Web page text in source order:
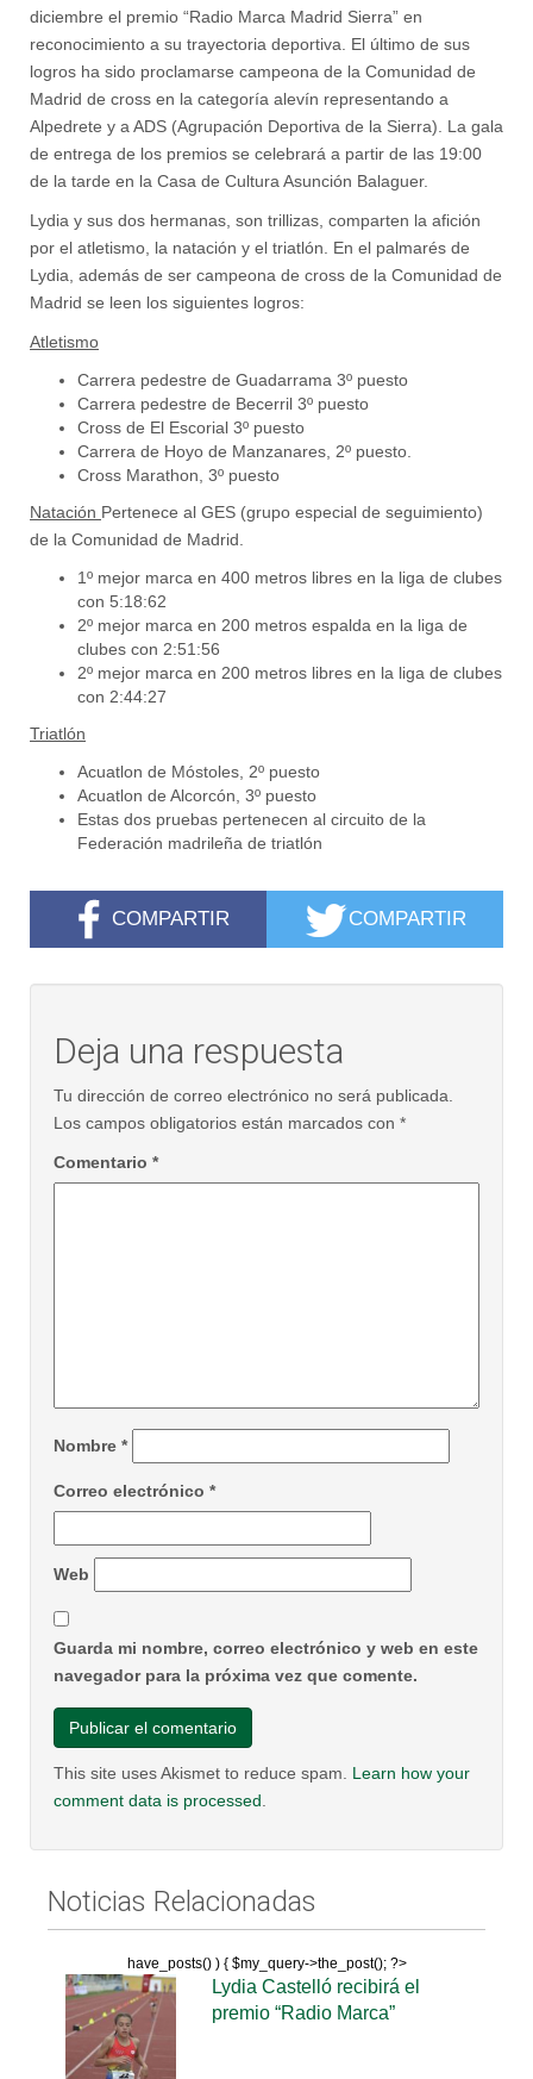
diciembre el premio “Radio Marca Madrid Sierra” en
reconocimiento a su trayectoria deportiva. El último de sus
logros ha sido proclamarse campeona de la Comunidad de
Madrid de cross en la categoría alevín representando a
Alpedrete y a ADS (Agrupación Deportiva de la Sierra). La gala
de entrega de los premios se celebrará a partir de las 19:00
de la tarde en la Casa de Cultura Asunción Balaguer.
Lydia y sus dos hermanas, son trillizas, comparten la afición
por el atletismo, la natación y el triatlón. En el palmarés de
Lydia, además de ser campeona de cross de la Comunidad de
Madrid se leen los siguientes logros:
Atletismo
Carrera pedestre de Guadarrama 3º puesto
Carrera pedestre de Becerril 3º puesto
Cross de El Escorial 3º puesto
Carrera de Hoyo de Manzanares, 2º puesto.
Cross Marathon, 3º puesto
Natación Pertenece al GES (grupo especial de seguimiento)
de la Comunidad de Madrid.
1º mejor marca en 400 metros libres en la liga de clubes
con 5:18:62
2º mejor marca en 200 metros espalda en la liga de
clubes con 2:51:56
2º mejor marca en 200 metros libres en la liga de clubes
con 2:44:27
Triatlón
Acuatlon de Móstoles, 2º puesto
Acuatlon de Alcorcón, 3º puesto
Estas dos pruebas pertenecen al circuito de la
Federación madrileña de triatlón
COMPARTIR COMPARTIR
Deja una respuesta
Tu dirección de correo electrónico no será publicada.
Los campos obligatorios están marcados con *
Comentario *
Nombre *
Correo electrónico *
Web
Guarda mi nombre, correo electrónico y web en este
navegador para la próxima vez que comente.
This site uses Akismet to reduce spam. Learn how your
comment data is processed
Noticias Relacionadas
have_posts() ) { $my_query->the_post(); ?>
Lydia Castelló recibirá el
premio “Radio Marca”